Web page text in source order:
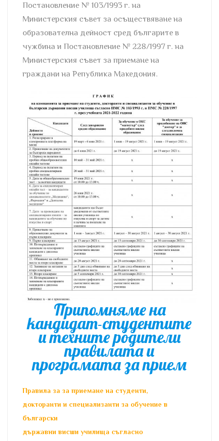
Постановление № 103/1993 г. на
Министерския съвет за осъществяване на
образователна дейност сред българите в
чужбина и Постановление № 228/1997 г. на
Министерския съвет за приемане на
граждани на Република Македония.
Припомняме на
кандидат-студентите
и техните родители
правилата и
програмата за прием
Правила за за приемане на студенти,
докторанти и специализанти за обучение в
български
държавни висши училища съгласно